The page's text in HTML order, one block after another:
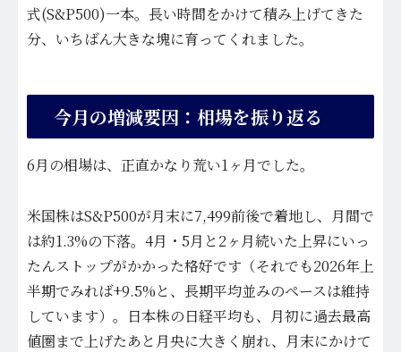
式(S&P500)一本。長い時間をかけて積み上げてきた
分、いちばん大きな塊に育ってくれました。
今月の増減要因：相場を振り返る
6月の相場は、正直かなり荒い1ヶ月でした。
米国株はS&P500が月末に7,499前後で着地し、月間で
は約1.3%の下落。4月・5月と2ヶ月続いた上昇にいっ
たんストップがかかった格好です（それでも2026年上
半期でみれば+9.5%と、長期平均並みのペースは維持
しています）。日本株の日経平均も、月初に過去最高
値圏まで上げたあと月央に大きく崩れ、月末にかけて